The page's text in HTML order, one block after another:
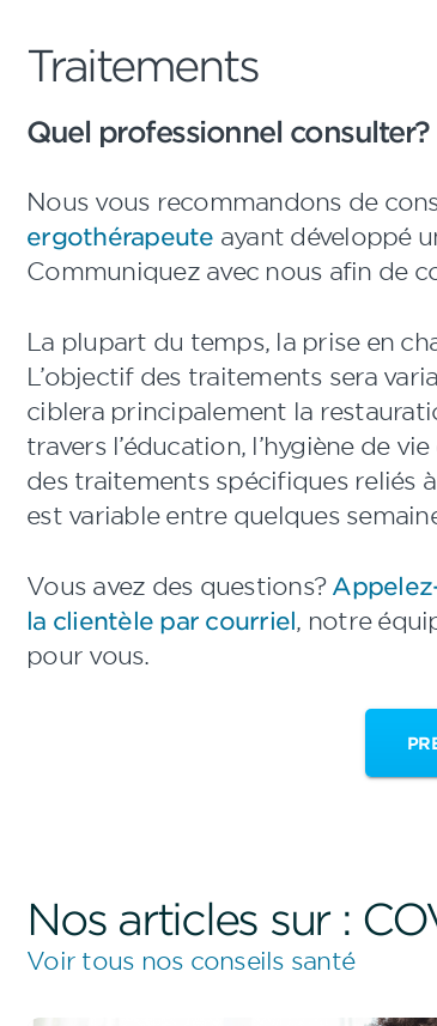
Traitements
Quel professionnel consulter?
Nous vous recommandons de
ergothérapeute ayant développé
Communiquez avec nous afin de
La plupart du temps, la prise en
L’objectif des traitements sera
ciblera principalement la
travers l’éducation, l’hygiène de
des traitements spécifiques reliés
est variable entre quelques
Vous avez des questions?
la clientèle par courriel , notre
pour vous.
Nos articles sur :
Voir tous nos conseils santé